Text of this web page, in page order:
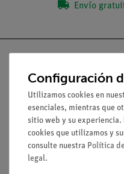
Envío
Aviso lega
Configuración
Utilizamos cookies en
esenciales, mientras que
sitio web y su experiencia.
cookies que utilizamos y
consulte nuestra Política
legal.